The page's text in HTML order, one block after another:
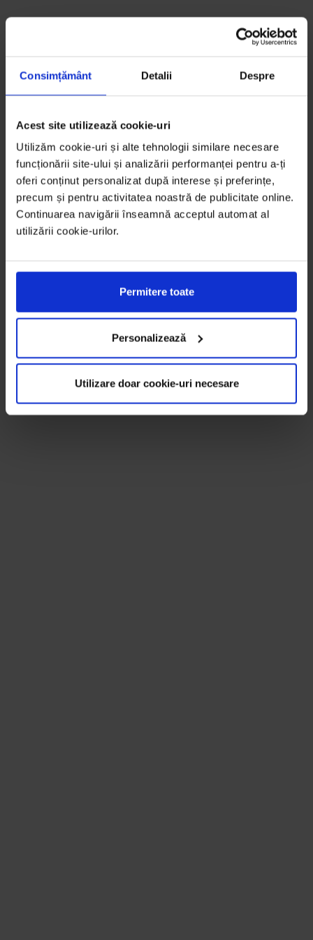
Consimțământ Detalii Despre
Acest site utilizează cookie-uri
Utilizăm cookie-uri și alte tehnologii similare necesare
funcționării site-ului și analizării performanței pentru a-ți
oferi conținut personalizat după interese și preferințe,
precum și pentru activitatea noastră de publicitate online.
Continuarea navigării înseamnă acceptul automat al
utilizării cookie-urilor.
Permitere toate
Personalizează
Utilizare doar cookie-uri necesare